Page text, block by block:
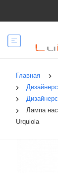
Главная
Лампа
Urquiola